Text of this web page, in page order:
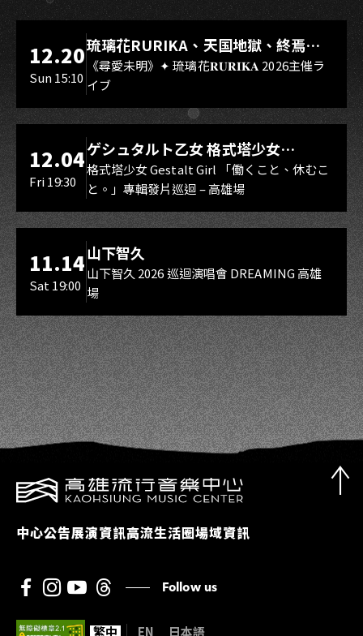
LIVE WAREHOUSE 小庫
12.20
Sun 15:10
琉璃花RURIKA、天国地獄、終焉
Rebirth、DUALIA、無我夢中、花奏
スマイル（O.A.）
《尋愛未明》✦ 琉璃花𝐑𝐔𝐑𝐈𝐊𝐀 2026主催ラ
イブ
LIVE WAREHOUSE 小庫
12.04
Fri 19:30
ゲシュタルト乙女 格式塔少女
Gestalt Girl
格式塔少女 Gestalt Girl 「働くこと、休むこ
と。」專輯發片巡迴 – 高雄場
11.14
Sat 19:00
山下智久
山下智久 2026 巡迴演唱會 DREAMING 高雄
場
中心公告展演資訊高流生活圈場域資訊
Follow us
繁中 EN 日本語